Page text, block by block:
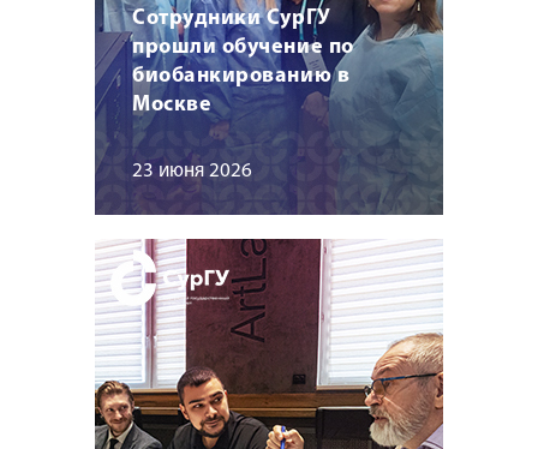
Сотрудники СурГУ
прошли обучение по
биобанкированию в
Москве
23 июня 2026